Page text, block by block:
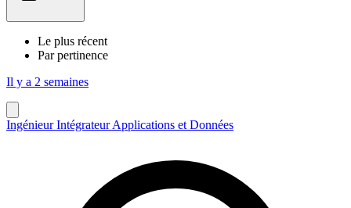
Le plus récent
Par pertinence
Il y a 2 semaines
Ingénieur Intégrateur Applications et Données